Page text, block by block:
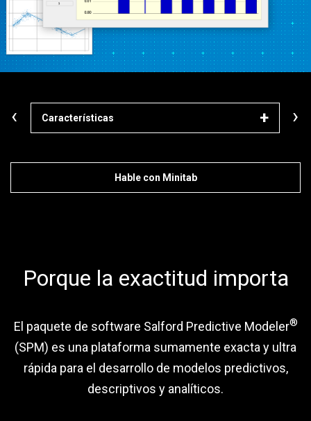
Características
‹ ›
Hable con Minitab
Porque la exactitud importa
El paquete de software Salford Predictive Modeler®
(SPM) es una plataforma sumamente exacta y ultra
rápida para el desarrollo de modelos predictivos,
descriptivos y analíticos.